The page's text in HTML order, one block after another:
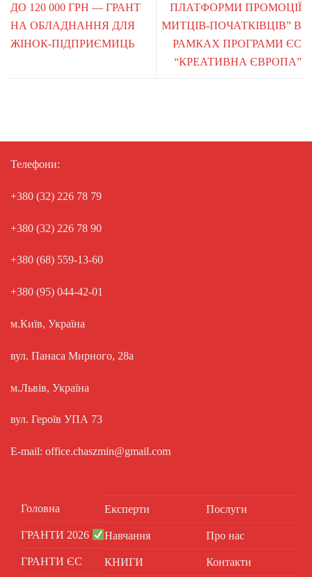
ДО 120 000 ГРН — ГРАНТ
НА ОБЛАДНАННЯ ДЛЯ
ЖІНОК-ПІДПРИЄМИЦЬ
ПЛАТФОРМИ ПРОМОЦІЇ
МИТЦІВ-ПОЧАТКІВЦІВ” В
РАМКАХ ПРОГРАМИ ЄС
“КРЕАТИВНА ЄВРОПА”
Телефони:
+380 (32) 226 78 79
+380 (32) 226 78 90
+380 (68) 559-13-60
+380 (95) 044-42-01
м.Київ, Україна
вул. Панаса Мирного, 28а
м.Львів, Україна
вул. Героїв УПА 73
E-mail: office.chaszmin@gmail.com
Головна
ГРАНТИ 2026
ГРАНТИ ЄС
Експерти
Навчання
КНИГИ
Послуги
Про нас
Контакти